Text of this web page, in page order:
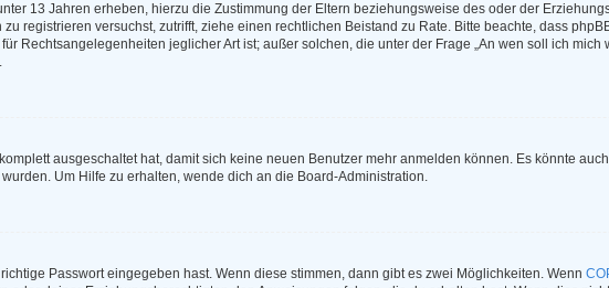
13 Jahren erheben, hierzu die Zustimmung der Eltern beziehungsweise des oder der
registrieren versuchst, zutrifft, ziehe einen rechtlichen Beistand zu Rate. Bitte beachte, dass
Rechtsangelegenheiten jeglicher Art ist; außer solchen, die unter der Frage „An wen soll ich
ausgeschaltet hat, damit sich keine neuen Benutzer mehr anmelden können. Es könnte
Um Hilfe zu erhalten, wende dich an die Board-Administration.
Passwort eingegeben hast. Wenn diese stimmen, dann gibt es zwei Möglichkeiten. Wenn